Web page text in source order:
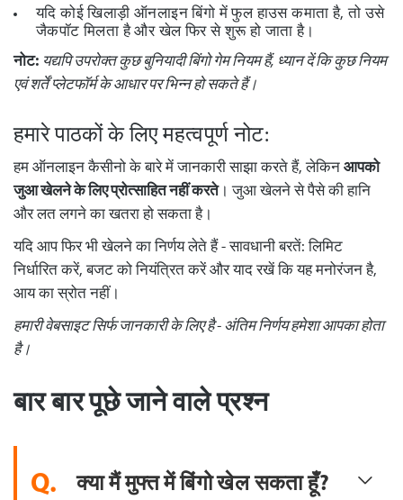
यदि कोई खिलाड़ी ऑनलाइन बिंगो में फुल हाउस कमाता है, तो उसे
जैकपॉट मिलता है और खेल फिर से शुरू हो जाता है।
नोट: यद्यपि उपरोक्त कुछ बुनियादी बिंगो गेम नियम हैं, ध्यान दें कि कुछ नियम
एवं शर्तें प्लेटफॉर्म के आधार पर भिन्न हो सकते हैं।
हमारे पाठकों के लिए महत्वपूर्ण नोट:
हम ऑनलाइन कैसीनो के बारे में जानकारी साझा करते हैं, लेकिन आपको
जुआ खेलने के लिए प्रोत्साहित नहीं करते। जुआ खेलने से पैसे की हानि
और लत लगने का खतरा हो सकता है।
यदि आप फिर भी खेलने का निर्णय लेते हैं - सावधानी बरतें: लिमिट
निर्धारित करें, बजट को नियंत्रित करें और याद रखें कि यह मनोरंजन है,
आय का स्रोत नहीं।
हमारी वेबसाइट सिर्फ जानकारी के लिए है - अंतिम निर्णय हमेशा आपका होता
है।
बार बार पूछे जाने वाले प्रश्न
Q. क्या मैं मुफ्त में बिंगो खेल सकता हूँ?